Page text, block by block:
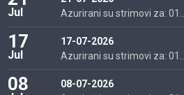
Jul
Azurirani su strimovi za: 01....
17
Jul
17-07-2026
Azurirani su strimovi za: 01....
08
08-07-2026